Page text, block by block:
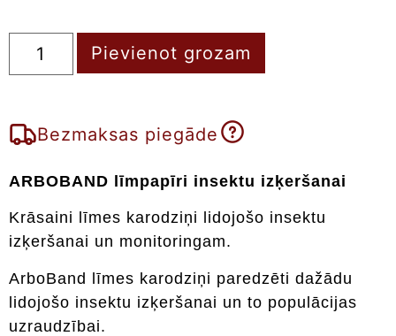
Pievienot grozam
Bezmaksas piegāde
ARBOBAND līmpapīri insektu izķeršanai
Krāsaini līmes karodziņi lidojošo insektu
izķeršanai un monitoringam.
ArboBand līmes karodziņi paredzēti dažādu
lidojošo insektu izķeršanai un to populācijas
uzraudzībai.